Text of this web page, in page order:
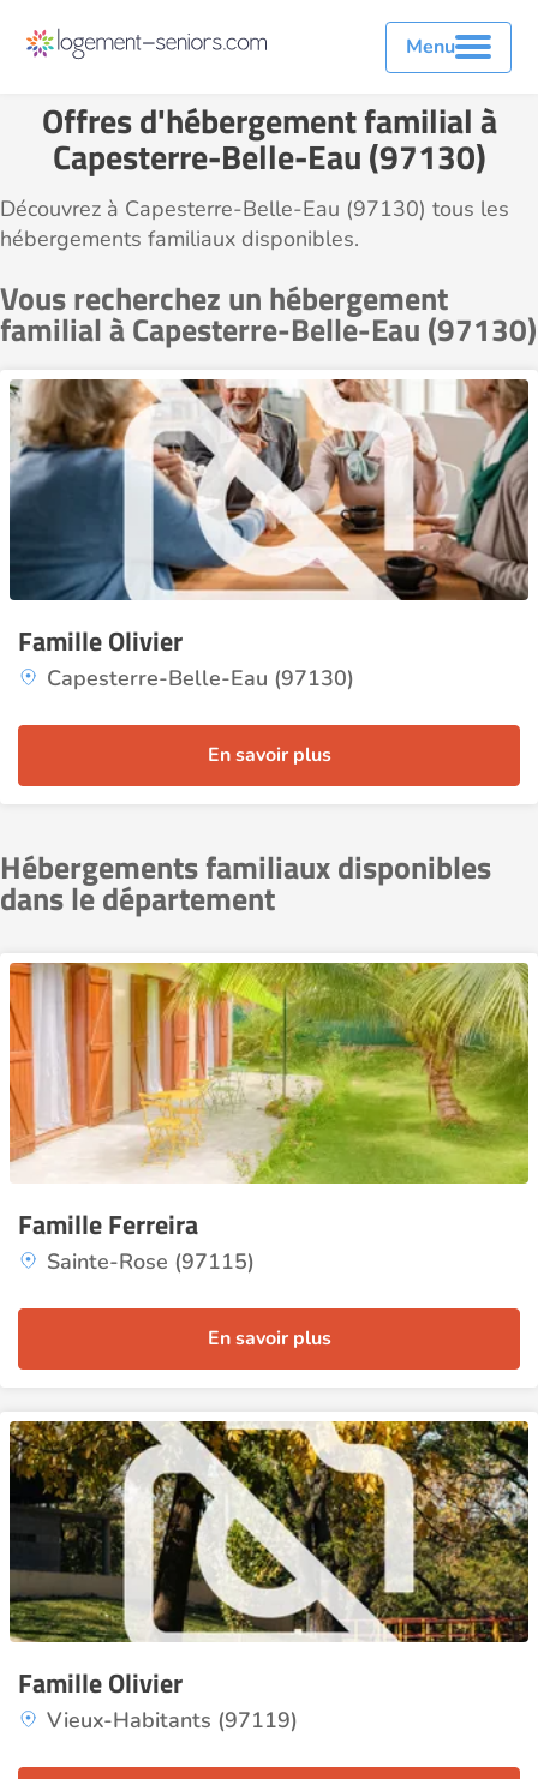
Menu
Offres d'hébergement familial à
Capesterre-Belle-Eau (97130)
Découvrez à Capesterre-Belle-Eau (97130) tous les
hébergements familiaux disponibles.
Vous recherchez un hébergement
familial à Capesterre-Belle-Eau (97130)
Famille Olivier
Capesterre-Belle-Eau (97130)
En savoir plus
Hébergements familiaux disponibles
dans le département
Famille Ferreira
Sainte-Rose (97115)
En savoir plus
Famille Olivier
Vieux-Habitants (97119)